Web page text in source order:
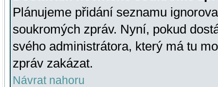
Plánujeme přidání seznamu
soukromých zpráv. Nyní, pokud
svého administrátora, který má tu
zpráv zakázat.
Návrat nahoru